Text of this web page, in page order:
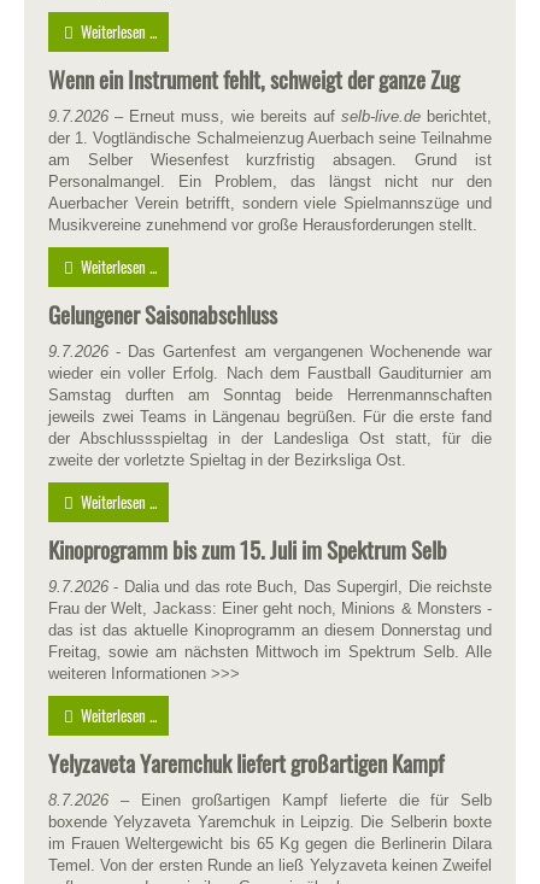
Weiterlesen ...
Wenn ein Instrument fehlt, schweigt der ganze Zug
9.7.2026 – Erneut muss, wie bereits auf selb-live.deberichtet,
der 1. Vogtländische Schalmeienzug Auerbach seine Teilnahme
am Selber Wiesenfest kurzfristig absagen. Grund ist
Personalmangel. Ein Problem, das längst nicht nur den
Auerbacher Verein betrifft, sondern viele Spielmannszüge und
Musikvereine zunehmend vor große Herausforderungen stellt.
Weiterlesen ...
Gelungener Saisonabschluss
9.7.2026 - Das Gartenfest am vergangenen Wochenende war
wieder ein voller Erfolg. Nach dem Faustball Gauditurnier am
Samstag durften am Sonntag beide Herrenmannschaften
jeweils zwei Teams in Längenau begrüßen. Für die erste fand
der Abschlussspieltag in der Landesliga Ost statt, für die
zweite der vorletzte Spieltag in der Bezirksliga Ost.
Weiterlesen ...
Kinoprogramm bis zum 15. Juli im Spektrum Selb
9.7.2026 - Dalia und das rote Buch, Das Supergirl, Die reichste
Frau der Welt, Jackass: Einer geht noch, Minions & Monsters -
das ist das aktuelle Kinoprogramm an diesem Donnerstag und
Freitag, sowie am nächsten Mittwoch im Spektrum Selb. Alle
weiteren Informationen >>>
Weiterlesen ...
Yelyzaveta Yaremchuk liefert großartigen Kampf
8.7.2026 – Einen großartigen Kampf lieferte die für Selb
boxende Yelyzaveta Yaremchuk in Leipzig. Die Selberin boxte
im Frauen Weltergewicht bis 65 Kg gegen die Berlinerin Dilara
Temel. Von der ersten Runde an ließ Yelyzaveta keinen Zweifel